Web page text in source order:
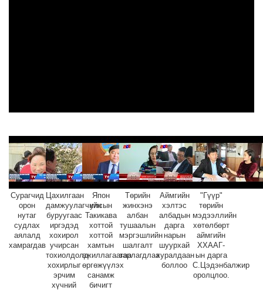
Сурагчид
орон
нутаг
судлах
аялалд
хамрагдав
Цахилгаан
дамжуулагчийн
буруугаас
иргэдэд
хохирол
учирсан
тохиолдолд
хохирлыг
эрчим
хүчний
Япон
улсын
Такикава
хоттой
хоттой
хамтын
ажиллагаагаа
өргөжүүлэх
санамж
бичигт
Төрийн
жинхэнэ
албан
тушаалын
мэргэшлийн
шалгалт
зарлагдлаа
Аймгийн
хэлтэс
албадын
дарга
нарын
шуурхай
хуралдаан
боллоо
"Гүүр"
төрийн
мэдээллийн
хөтөлбөрт
аймгийн
ХХААГ-
ын дарга
С.Цэдэнбалжир
оролцлоо.